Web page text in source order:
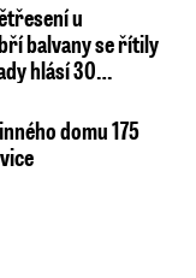
u
balvany se řítily
hlásí 30…
domu 175